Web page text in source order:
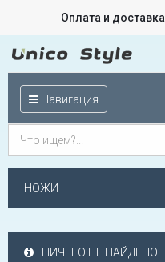
Оплата и доставка
Навигация
НОЖИ
НИЧЕГО НЕ НАЙДЕНО